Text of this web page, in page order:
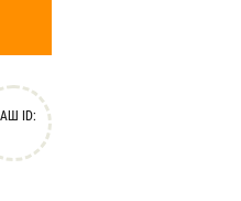
ID: